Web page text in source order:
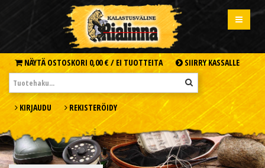
NÄYTÄ OSTOSKORI 0,00 € / EI TUOTTEITA SIIRRY KASSALLE
KIRJAUDU REKISTERÖIDY